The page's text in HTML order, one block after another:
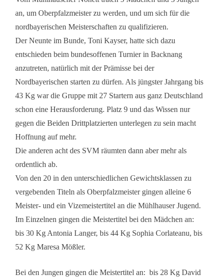
an, um Oberpfalzmeister zu werden, und um sich für die
nordbayerischen Meisterschaften zu qualifizieren.
Der Neunte im Bunde, Toni Kayser, hatte sich dazu
entschieden beim bundesoffenen Turnier in Backnang
anzutreten, natürlich mit der Prämisse bei der
Nordbayerischen starten zu dürfen. Als jüngster Jahrgang bis
43 Kg war die Gruppe mit 27 Startern aus ganz Deutschland
schon eine Herausforderung. Platz 9 und das Wissen nur
gegen die Beiden Drittplatzierten unterlegen zu sein macht
Hoffnung auf mehr.
Die anderen acht des SVM räumten dann aber mehr als
ordentlich ab.
Von den 20 in den unterschiedlichen Gewichtsklassen zu
vergebenden Titeln als Oberpfalzmeister gingen alleine 6
Meister- und ein Vizemeistertitel an die Mühlhauser Jugend.
Im Einzelnen gingen die Meistertitel bei den Mädchen an:
bis 30 Kg Antonia Langer, bis 44 Kg Sophia Corlateanu, bis
52 Kg Maresa Mößler.
Bei den Jungen gingen die Meistertitel an: bis 28 Kg David